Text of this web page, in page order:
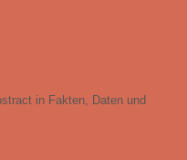
in Fakten, Daten und